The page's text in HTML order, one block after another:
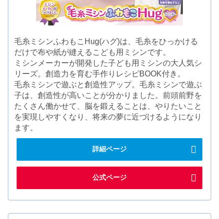
毛糸ミシンふわもこHug(ハグ)は、毛糸をひっかける
だけで布や紙が縫えるこども用ミシンです。
ミシンメーカーが開発した子ども用ミシンの大人気シ
リーズ。創造力を育む手作りレシピBOOK付き。
毛糸ミシンで遊ぶと創造性アップ。毛糸ミシンで遊ぶ
子は、創造性が高いことが分かりました。前頭前野を
たくさん働かせて、脳を鍛えることは、やりたいこと
を実現しやすくなり、将来の夢に近づけるようになり
ます。
詳細ページ
公式ページ